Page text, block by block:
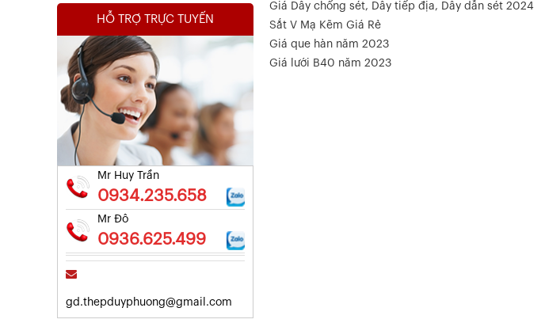
Giá Dây chống sét, Dây tiếp địa, Dây dẫn sét 2024
Sắt V Mạ Kẽm Giá Rẻ
Giá que hàn năm 2023
Giá lưới B40 năm 2023
HỖ TRỢ TRỰC TUYẾN
Mr Huy Trần
0934.235.658
Mr Đô
0936.625.499
gd.thepduyphuong@gmail.com
Kết Quả Thử Nghiệm Lưới Tô Tường
Xem chi tiết
Kết Quả Thử Nghiệm Lưới Tô Tường